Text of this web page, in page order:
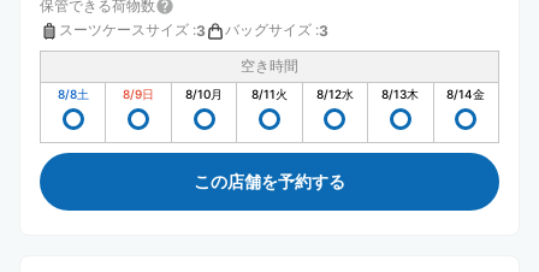
保管できる荷物数
スーツケースサイズ :3 バッグサイズ :3
空き時間
8/8土 8/9日 8/10月 8/11火 8/12水 8/13木 8/14金
この店舗を予約する